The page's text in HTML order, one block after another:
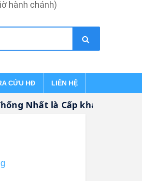
hành chánh)
CỨU HĐ LIÊN HỆ
Nhất là Cấp khám bệnh,